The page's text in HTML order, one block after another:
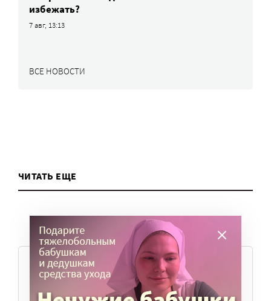
избежать?
7 авг, 13:13
ВСЕ НОВОСТИ
ЧИТАТЬ ЕЩЕ
ТЕМЫ